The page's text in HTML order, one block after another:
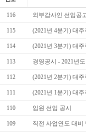
116 외부감사인 선임공
115 (2021년 4분기) 대
114 (2021년 3분기) 대
113 경영공시 - 2021년
112 (2021년 2분기) 대
111 (2021년 1분기) 대
110 임원 선임 공시
109 직전 사업연도 대비